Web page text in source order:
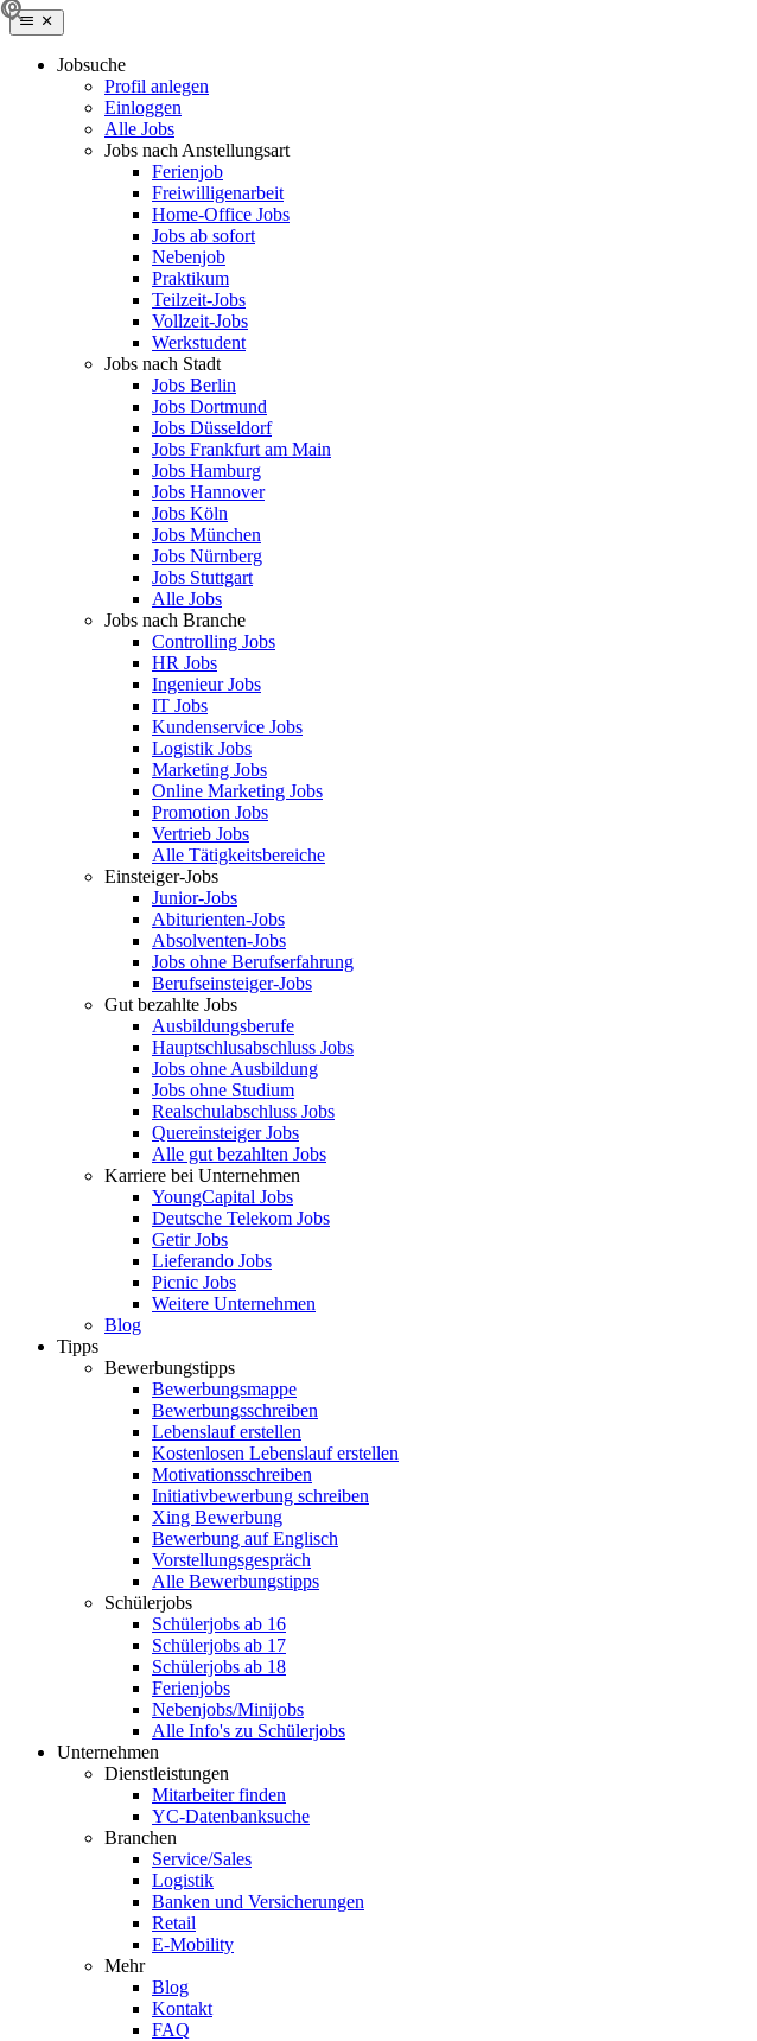
Jobsuche
Profil anlegen
Einloggen
Alle Jobs
Jobs nach Anstellungsart
Ferienjob
Freiwilligenarbeit
Home-Office Jobs
Jobs ab sofort
Nebenjob
Praktikum
Teilzeit-Jobs
Vollzeit-Jobs
Werkstudent
Jobs nach Stadt
Jobs Berlin
Jobs Dortmund
Jobs Düsseldorf
Jobs Frankfurt am Main
Jobs Hamburg
Jobs Hannover
Jobs Köln
Jobs München
Jobs Nürnberg
Jobs Stuttgart
Alle Jobs
Jobs nach Branche
Controlling Jobs
HR Jobs
Ingenieur Jobs
IT Jobs
Kundenservice Jobs
Logistik Jobs
Marketing Jobs
Online Marketing Jobs
Promotion Jobs
Vertrieb Jobs
Alle Tätigkeitsbereiche
Einsteiger-Jobs
Junior-Jobs
Abiturienten-Jobs
Absolventen-Jobs
Jobs ohne Berufserfahrung
Berufseinsteiger-Jobs
Gut bezahlte Jobs
Ausbildungsberufe
Hauptschlusabschluss Jobs
Jobs ohne Ausbildung
Jobs ohne Studium
Realschulabschluss Jobs
Quereinsteiger Jobs
Alle gut bezahlten Jobs
Karriere bei Unternehmen
YoungCapital Jobs
Deutsche Telekom Jobs
Getir Jobs
Lieferando Jobs
Picnic Jobs
Weitere Unternehmen
Blog
Tipps
Bewerbungstipps
Bewerbungsmappe
Bewerbungsschreiben
Lebenslauf erstellen
Kostenlosen Lebenslauf erstellen
Motivationsschreiben
Initiativbewerbung schreiben
Xing Bewerbung
Bewerbung auf Englisch
Vorstellungsgespräch
Alle Bewerbungstipps
Schülerjobs
Schülerjobs ab 16
Schülerjobs ab 17
Schülerjobs ab 18
Ferienjobs
Nebenjobs/Minijobs
Alle Info's zu Schülerjobs
Unternehmen
Dienstleistungen
Mitarbeiter finden
YC-Datenbanksuche
Branchen
Service/Sales
Logistik
Banken und Versicherungen
Retail
E-Mobility
Mehr
Blog
Kontakt
FAQ